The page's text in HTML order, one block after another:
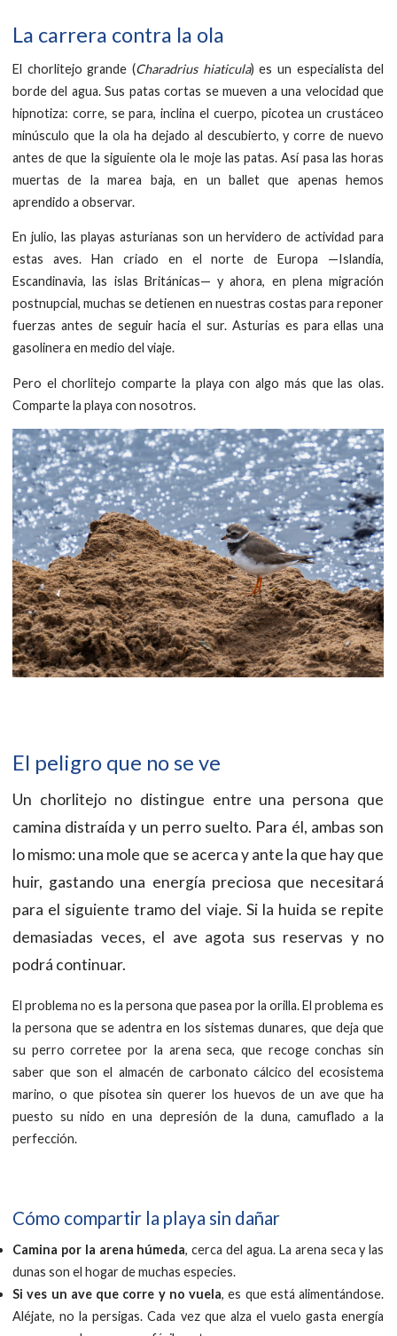
La carrera contra la ola
El chorlitejo grande (Charadrius hiaticula) es un especialista del
borde del agua. Sus patas cortas se mueven a una velocidad que
hipnotiza: corre, se para, inclina el cuerpo, picotea un crustáceo
minúsculo que la ola ha dejado al descubierto, y corre de nuevo
antes de que la siguiente ola le moje las patas. Así pasa las horas
muertas de la marea baja, en un ballet que apenas hemos
aprendido a observar.
En julio, las playas asturianas son un hervidero de actividad para
estas aves. Han criado en el norte de Europa —Islandia,
Escandinavia, las islas Británicas— y ahora, en plena migración
postnupcial, muchas se detienen en nuestras costas para reponer
fuerzas antes de seguir hacia el sur. Asturias es para ellas una
gasolinera en medio del viaje.
Pero el chorlitejo comparte la playa con algo más que las olas.
Comparte la playa con nosotros.
El peligro que no se ve
Un chorlitejo no distingue entre una persona que
camina distraída y un perro suelto. Para él, ambas son
lo mismo: una mole que se acerca y ante la que hay que
huir, gastando una energía preciosa que necesitará
para el siguiente tramo del viaje. Si la huida se repite
demasiadas veces, el ave agota sus reservas y no
podrá continuar.
El problema no es la persona que pasea por la orilla. El problema es
la persona que se adentra en los sistemas dunares, que deja que
su perro corretee por la arena seca, que recoge conchas sin
saber que son el almacén de carbonato cálcico del ecosistema
marino, o que pisotea sin querer los huevos de un ave que ha
puesto su nido en una depresión de la duna, camuflado a la
perfección.
Cómo compartir la playa sin dañar
Camina por la arena húmeda, cerca del agua. La arena seca y las
dunas son el hogar de muchas especies.
Si ves un ave que corre y no vuela, es que está alimentándose.
Aléjate, no la persigas. Cada vez que alza el vuelo gasta energía